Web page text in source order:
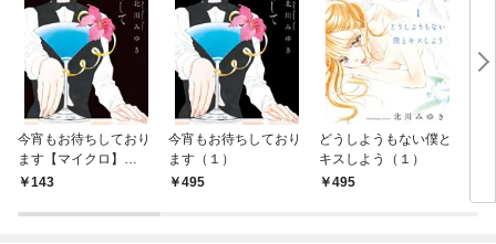
今宵もお待ちしており
ます【マイクロ】
（１）
143
今宵もお待ちしており
ます（１）
495
どうしようもない僕と
キスしよう（１）
495